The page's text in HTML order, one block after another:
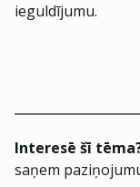
ieguldījumu.
Interesē šī
saņem